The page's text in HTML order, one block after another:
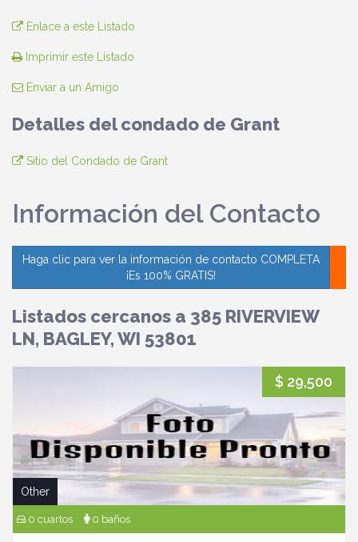
Enlace a este Listado
Imprimir este Listado
Enviar a un Amigo
Detalles del condado de Grant
Sitio del Condado de Grant
Información del Contacto
Haga clic para ver la información de contacto COMPLETA
¡Es 100% GRATIS!
Listados cercanos a 385 RIVERVIEW
LN, BAGLEY, WI 53801
$ 29,500
Other
0 cuartos 0 baños